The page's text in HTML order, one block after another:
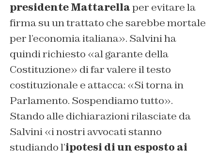
presidente Mattarellaper evitare la
firma su un trattato che sarebbe mortale
per l’economia italiana». Salvini ha
quindi richiesto «al garante della
Costituzione» di far valere il testo
costituzionale e attacca: «Si torna in
Parlamento. Sospendiamo tutto».
Stando alle dichiarazioni rilasciate da
Salvini «i nostri avvocati stanno
studiando l’ipotesi di un esposto ai